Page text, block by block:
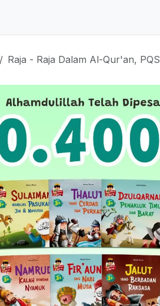
Raja - Raja Dalam Al-Qur'an, PQS